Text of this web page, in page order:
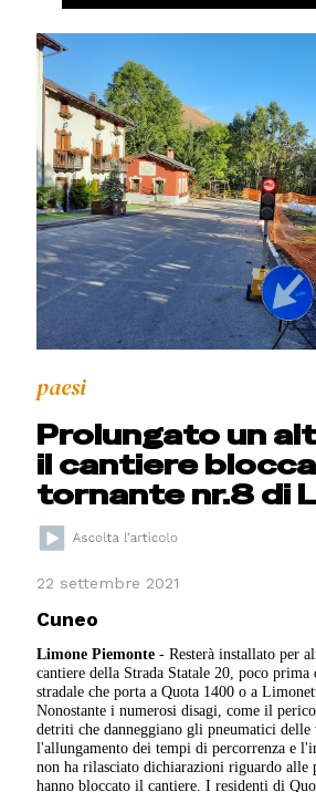
paesi
Prolungato un
il cantiere
tornante nr.8 di
22 settembre 2021
Cuneo
Limone Piemonte - Resterà installato per
cantiere della Strada Statale 20, poco
stradale che porta a Quota 1400 o a
Nonostante i numerosi disagi, come il
detriti che danneggiano gli pneumatici delle
l'allungamento dei tempi di percorrenza e
non ha rilasciato dichiarazioni riguardo alle
hanno bloccato il cantiere. I residenti di